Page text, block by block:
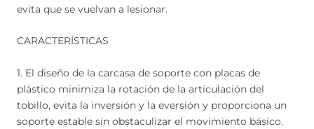
evita que se vuelvan a lesionar.
CARACTERÍSTICAS
1. El diseño de la carcasa de soporte con placas de
plástico minimiza la rotación de la articulación del
tobillo, evita la inversión y la eversión y proporciona un
soporte estable sin obstaculizar el movimiento básico.